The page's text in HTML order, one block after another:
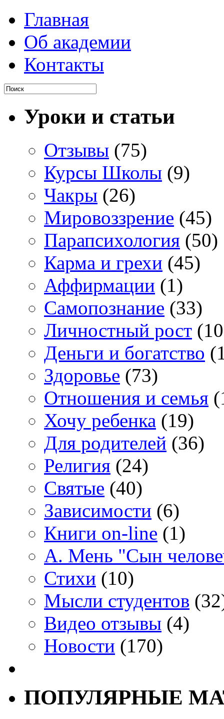
Главная
Об академии
Контакты
Уроки и статьи
Отзывы (75)
Курсы Школы (9)
Чакры (26)
Мировоззрение (45)
Парапсихология (50)
Карма и грехи (45)
Аффирмации (1)
Самопознание (33)
Личностный рост
Деньги и богатство
Здоровье (73)
Отношения и семья
Хочу ребенка (19)
Для родителей (36)
Религия (24)
Святые (40)
Зависимости (6)
Книги on-line (1)
А. Мень "Сын
Стихи (10)
Мысли студентов
Видео отзывы (4)
Новости (170)
ПОПУЛЯРНЫЕ